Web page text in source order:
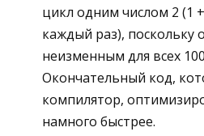
цикл одним числом 2 (1
каждый раз), поскольку
неизменным для всех
Окончательный код,
компилятор,
намного быстрее.